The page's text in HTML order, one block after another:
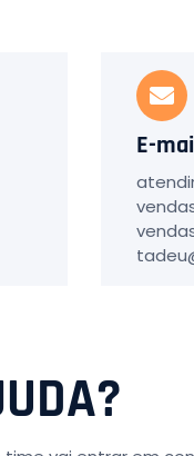
E-